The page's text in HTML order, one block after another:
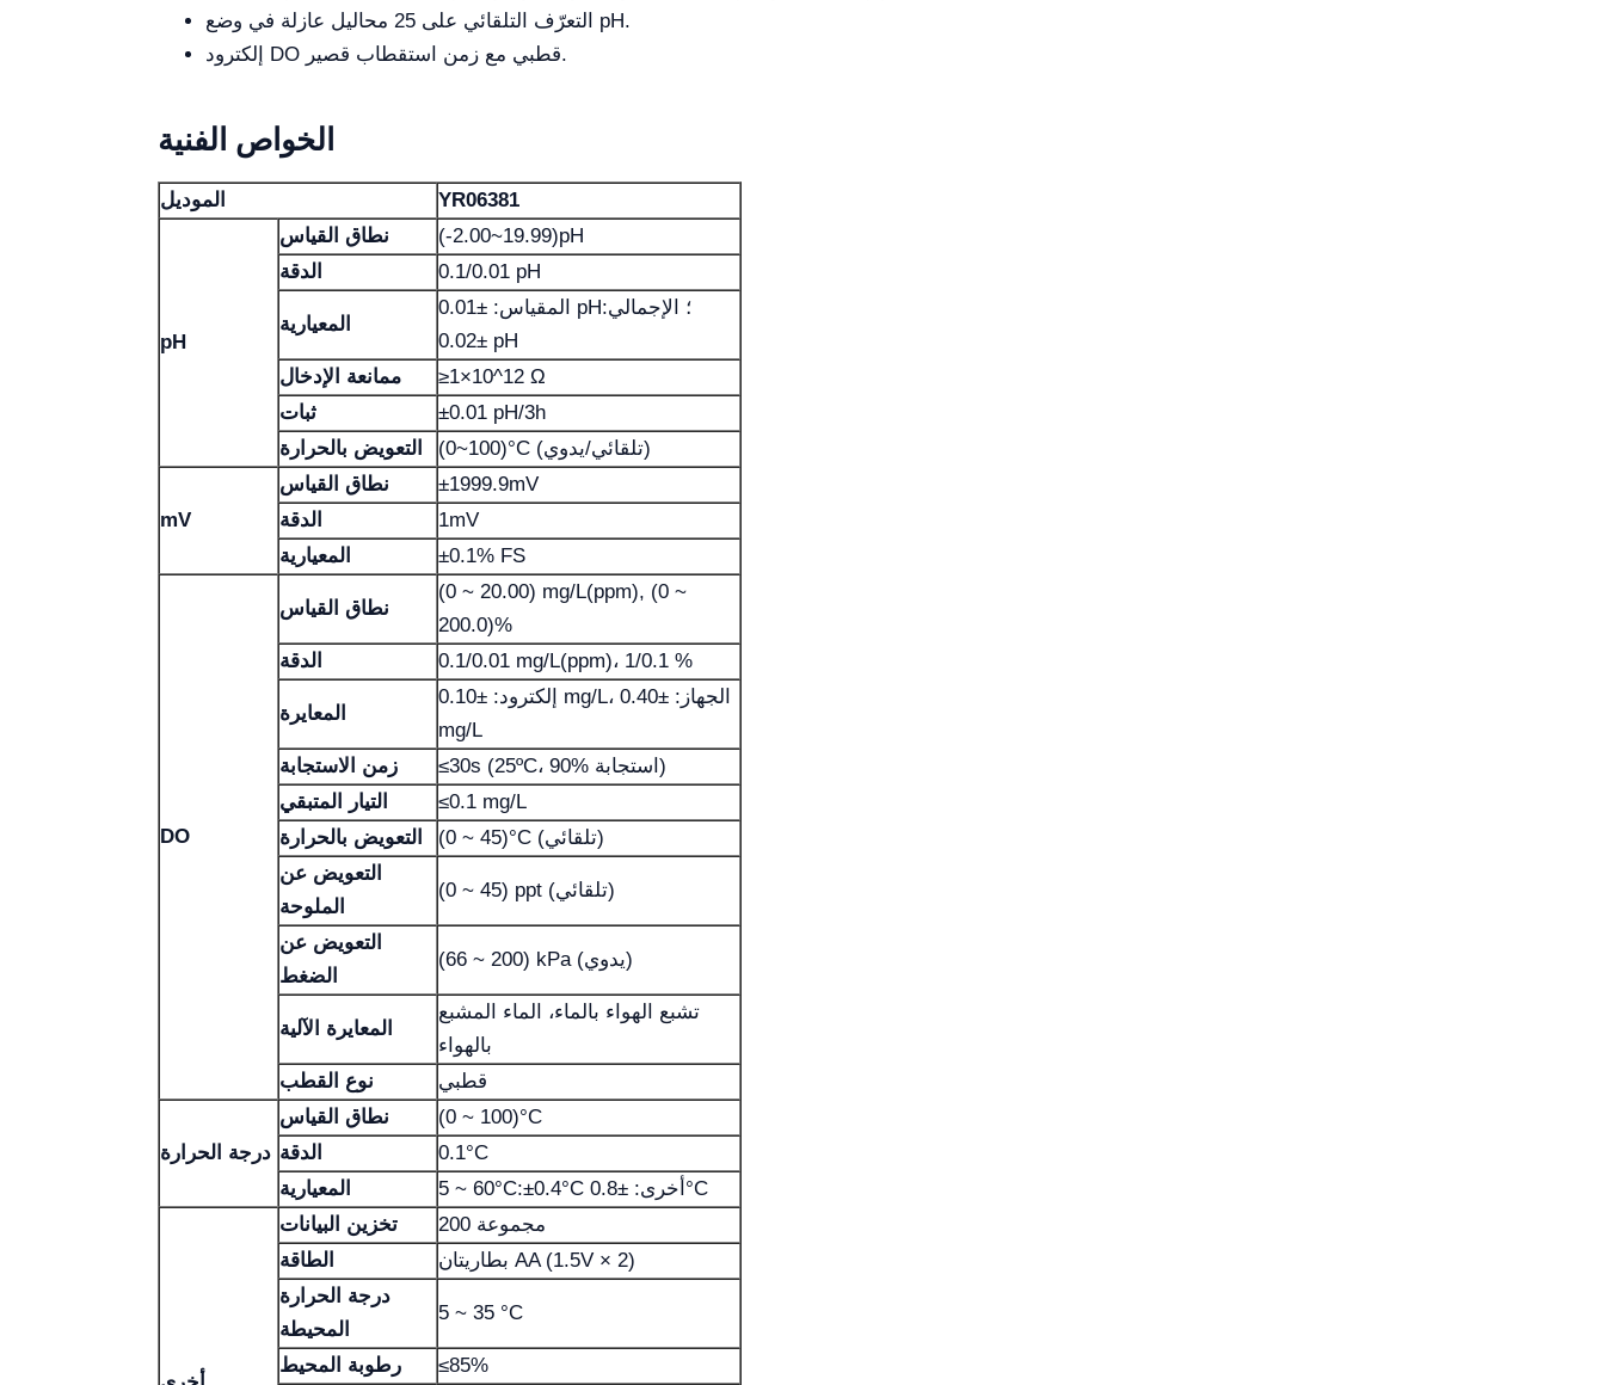
التعرّف التلقائي على 25 محاليل عازلة في وضع pH.
إلكترود DO قطبي مع زمن استقطاب قصير.
الخواص الفنية
الموديل YR06381
pH
نطاق القياس
(-2.00~19.99)pH
الدقة
0.1/0.01 pH
المعيارية
المقياس: ±0.01 pH؛ الإجمالي:
±0.02 pH
ممانعة الإدخال
≥1×10^12 Ω
ثبات
±0.01 pH/3h
التعويض بالحرارة
(0~100)°C (تلقائي/يدوي)
mV
نطاق القياس
±1999.9mV
الدقة
1mV
المعيارية
±0.1% FS
DO
نطاق القياس
(0 ~ 20.00) mg/L(ppm), (0 ~
200.0)%
الدقة
0.1/0.01 mg/L(ppm)، 1/0.1 %
المعايرة
إلكترود: ±0.10 mg/L، الجهاز: ±0.40
mg/L
زمن الاستجابة
≤30s (25ºC، 90% استجابة)
التيار المتبقي
≤0.1 mg/L
التعويض بالحرارة
(0 ~ 45)°C (تلقائي)
التعويض عن
الملوحة
(0 ~ 45) ppt (تلقائي)
التعويض عن
الضغط
(66 ~ 200) kPa (يدوي)
المعايرة الآلية
تشبع الهواء بالماء، الماء المشبع
بالهواء
نوع القطب
قطبي
درجة الحرارة
نطاق القياس
(0 ~ 100)°C
الدقة
0.1°C
المعيارية
5 ~ 60°C:±0.4°C أخرى: ±0.8°C
تخزين البيانات
200 مجموعة
الطاقة
بطاريتان AA (1.5V × 2)
درجة الحرارة
المحيطة
5 ~ 35 °C
رطوبة المحيط ≤85%